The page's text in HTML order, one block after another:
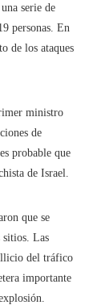
serie de
personas. En
de los ataques
ministro
de
probable que
de Israel.
que se
sitios. Las
del tráfico
importante